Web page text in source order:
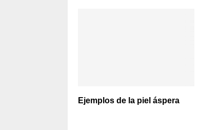
Ejemplos de la piel áspera